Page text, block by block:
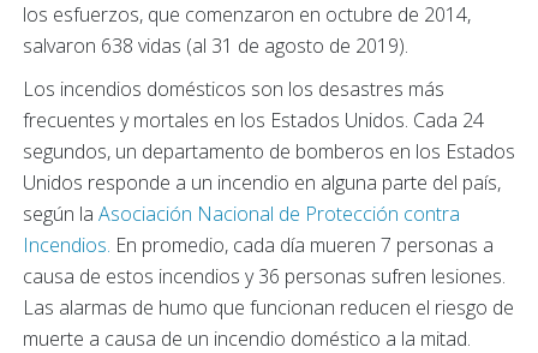
los esfuerzos, que comenzaron en octubre de 2014,
salvaron 638 vidas (al 31 de agosto de 2019).
Los incendios domésticos son los desastres más
frecuentes y mortales en los Estados Unidos. Cada 24
segundos, un departamento de bomberos en los Estados
Unidos responde a un incendio en alguna parte del país,
según la Asociación Nacional de Protección contra
Incendios. En promedio, cada día mueren 7 personas a
causa de estos incendios y 36 personas sufren lesiones.
Las alarmas de humo que funcionan reducen el riesgo de
muerte a causa de un incendio doméstico a la mitad.